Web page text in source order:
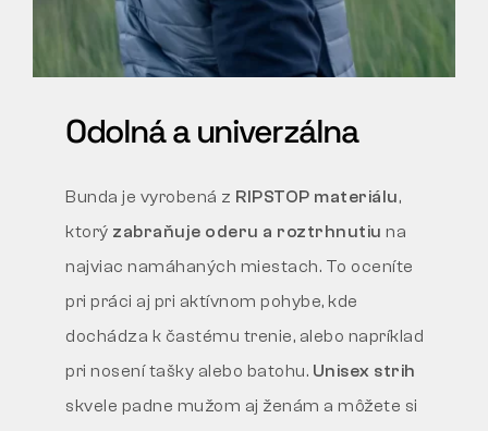
Odolná a univerzálna
Bunda je vyrobená z RIPSTOP materiálu,
ktorý zabraňuje oderu a roztrhnutiu na
najviac namáhaných miestach. To oceníte
pri práci aj pri aktívnom pohybe, kde
dochádza k častému trenie, alebo napríklad
pri nosení tašky alebo batohu. Unisex strih
skvele padne mužom aj ženám a môžete si